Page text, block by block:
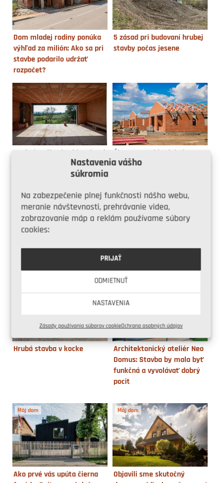
Nastavenia vášho
súkromia
Na zabezpečenie plnej funkčnosti nášho webu,
meranie návštevnosti, prehrávanie videa,
zobrazovanie máp a reklám používame súbory
cookies:
PRIJAŤ
ODMIETNUŤ
NASTAVENIA
Zásady používania súborov cookieOchrana osobných údajov
Dom mladej rodiny ponúka
výhľad za milión: Ako sa pri
stavbe podarilo udržať
rozpočet?
5 zásad pri budovaní hrubej
stavby počas jesene
a výhodný materiál?
preveril čas
tehlový dom v kategórii A0?
Hrubá stavba v kocke
Architektonický ateliér Neo
Domus: Stavba by mala byť
funkčná a vyvolávať dobrý
pocit
Môj dom
Ako prvé vás upúta čierna
Môj dom
Objavili sme skutočný